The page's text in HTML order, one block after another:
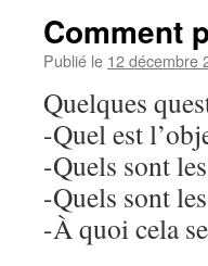
Comment
Publié le 12 décembre
Quelques
-Quel est
-Quels sont
-Quels sont
-À quoi cela